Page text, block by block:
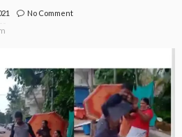
No Comment